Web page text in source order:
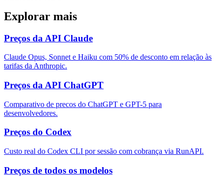
Explorar mais
Preços da API Claude
Claude Opus, Sonnet e Haiku com 50% de desconto em relação às
tarifas da Anthropic.
Preços da API ChatGPT
Comparativo de precos do ChatGPT e GPT-5 para
desenvolvedores.
Preços do Codex
Custo real do Codex CLI por sessão com cobrança via RunAPI.
Preços de todos os modelos